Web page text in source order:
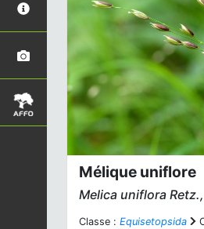
Mélique uniflore
Melica uniflora
Classe : Equisetopsida